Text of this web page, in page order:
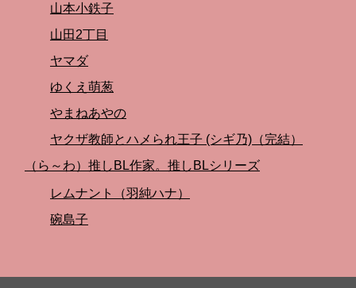
山本小鉄子
山田2丁目
ヤマダ
ゆくえ萌葱
やまねあやの
ヤクザ教師とハメられ王子 (シギ乃)（完結）
（ら～わ）推しBL作家。推しBLシリーズ
レムナント（羽純ハナ）
碗島子